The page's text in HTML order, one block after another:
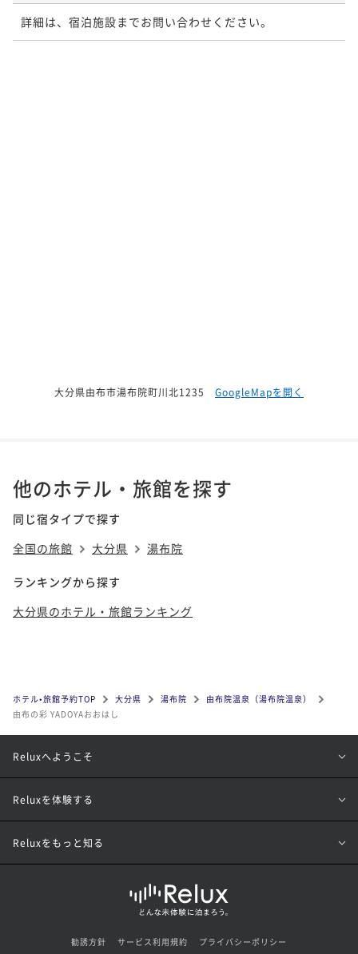
詳細は、宿泊施設までお問い合わせください。
大分県由布市湯布院町川北1235 GoogleMapを開く
他のホテル・旅館を探す
同じ宿タイプで探す
全国の旅館
大分県 湯布院
ランキングから探す
大分県のホテル・旅館ランキング
ホテル•旅館予約TOP 大分県 湯布院
由布院温泉（湯布院温泉）
由布の彩 YADOYAおおはし
Reluxへようこそ
Reluxを体験する
Reluxをもっと知る
勧誘方針 サービス利用規約
プライバシーポリシー